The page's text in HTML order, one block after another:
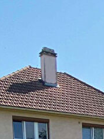
des Risques et